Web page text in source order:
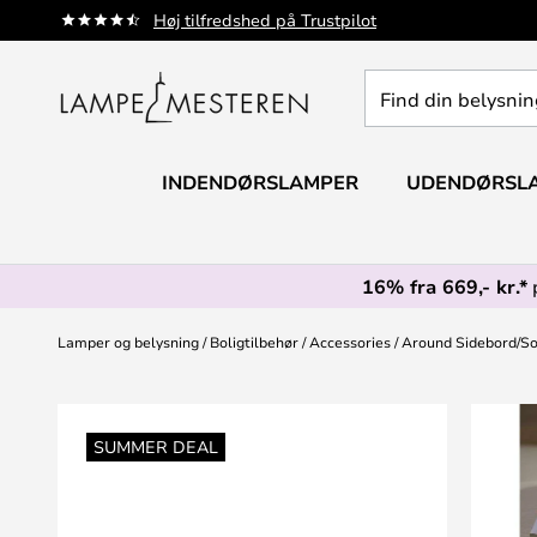
Høj tilfredshed på Trustpilot
Skip
to
din
INDENDØRSLAMPER
16% fra 669,- kr.*
Lamper og belysning Boligtilbehør Accessories Around Sidebord/
SUMMER DEAL